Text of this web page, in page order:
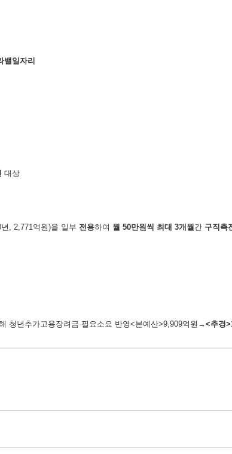
밸일자리
대상
년, 2,771억원)을 일부 전용하여 월 50만원씩 최대 3개월 간 구직촉
청년추가고용장려금 필요소요 반영<본예산>9,909억원→<추경>